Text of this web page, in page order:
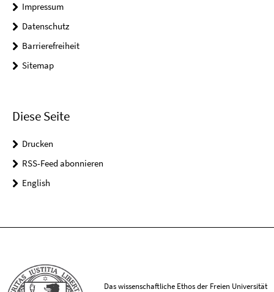
Impressum
Datenschutz
Barrierefreiheit
Sitemap
Diese Seite
Drucken
RSS-Feed abonnieren
English
Das wissenschaftliche Ethos der Freien Universität